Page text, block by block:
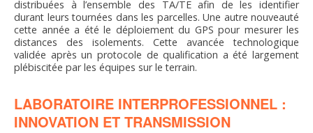
distribuées à l’ensemble des TA/TE afin de les identifier
durant leurs tournées dans les parcelles. Une autre nouveauté
cette année a été le déploiement du GPS pour mesurer les
distances des isolements. Cette avancée technologique
validée après un protocole de qualification a été largement
plébiscitée par les équipes sur le terrain.
LABORATOIRE INTERPROFESSIONNEL :
INNOVATION ET TRANSMISSION